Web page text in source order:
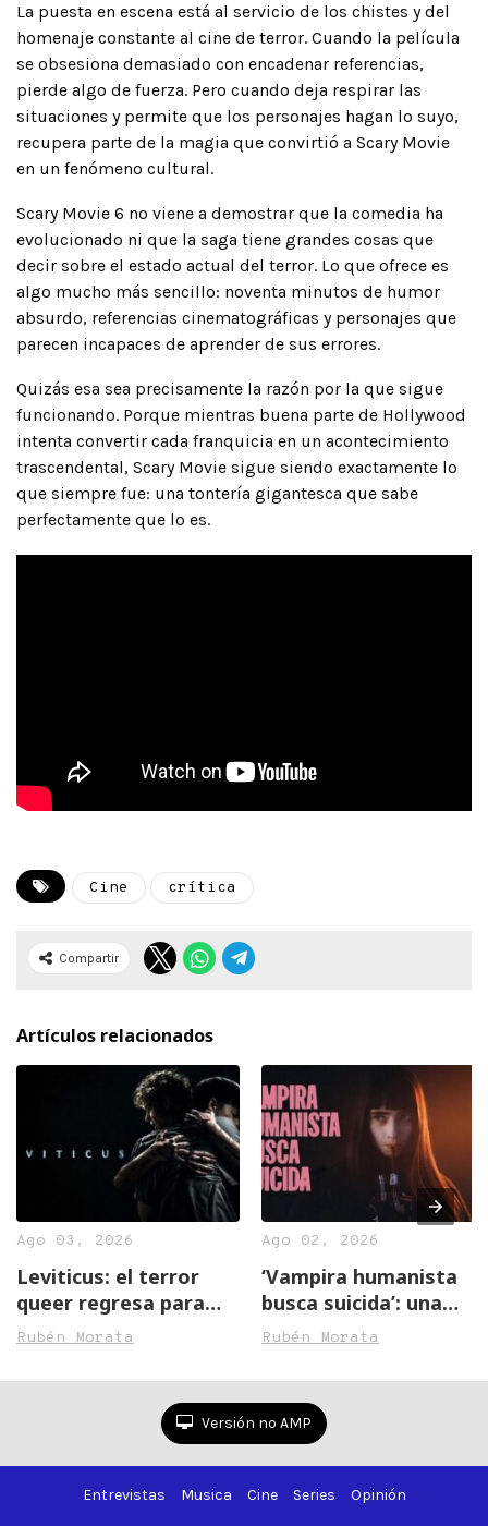
La puesta en escena está al servicio de los chistes y del
homenaje constante al cine de terror. Cuando la película
se obsesiona demasiado con encadenar referencias,
pierde algo de fuerza. Pero cuando deja respirar las
situaciones y permite que los personajes hagan lo suyo,
recupera parte de la magia que convirtió a Scary Movie
en un fenómeno cultural.
Scary Movie 6 no viene a demostrar que la comedia ha
evolucionado ni que la saga tiene grandes cosas que
decir sobre el estado actual del terror. Lo que ofrece es
algo mucho más sencillo: noventa minutos de humor
absurdo, referencias cinematográficas y personajes que
parecen incapaces de aprender de sus errores.
Quizás esa sea precisamente la razón por la que sigue
funcionando. Porque mientras buena parte de Hollywood
intenta convertir cada franquicia en un acontecimiento
trascendental, Scary Movie sigue siendo exactamente lo
que siempre fue: una tontería gigantesca que sabe
perfectamente que lo es.
Cine crítica
Compartir
Artículos relacionados
Ago 03, 2026
Leviticus: el terror
queer regresa para
castigar a los
Rubén Morata
Ago 02, 2026
‘Vampira humanista
busca suicida’: una
lección de humanidad
Rubén Morata
Versión no AMP
Entrevistas Musica Cine Series Opinión